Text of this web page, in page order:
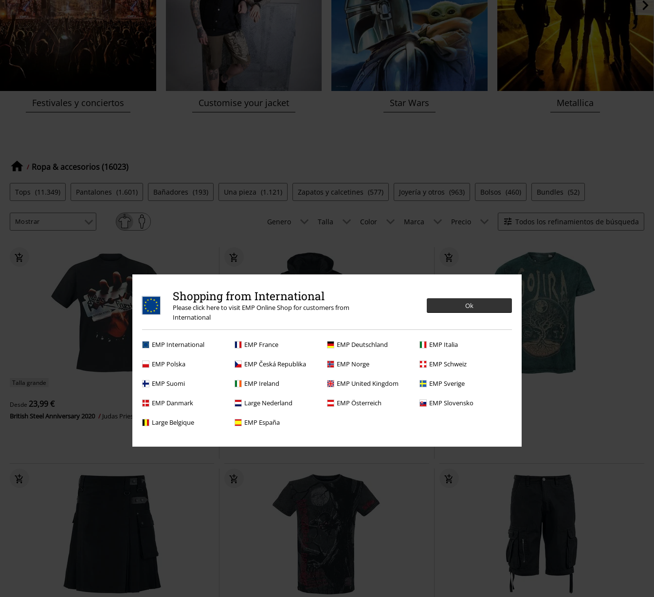
Shopping from International
Please click here to visit EMP Online Shop for customers from
International
Ok
EMP International EMP France EMP Deutschland EMP Italia
EMP Polska EMP Česká Republika EMP Norge EMP Schweiz
EMP Suomi EMP Ireland EMP United Kingdom EMP Sverige
EMP Danmark Large Nederland EMP Österreich EMP Slovensko
Large Belgique EMP España
Festivales y conciertos Customise your jacket Star Wars Metallica
Ropa & accesorios (16023)
Tops (11.349) Pantalones (1.601) Bañadores (193) Una pieza (1.121) Zapatos y calcetines (577) Joyería y otros (963) Bolsos (460) Bundles (52)
Genero Talla Color Marca Precio Todos los refinamientos de búsqueda
Talla grande
Desde 23,99 €
British Steel Anniversary 2020 Judas Priest
Exclusivo Partes desmontables
Desde 269,99 €
% Exclusivo
Desde23,99 €